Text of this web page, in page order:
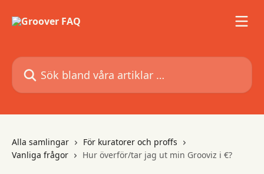
Sök bland våra artiklar …
Alla samlingar
För kuratorer och proffs
Vanliga frågor
Hur överför/tar jag ut min Grooviz i €?